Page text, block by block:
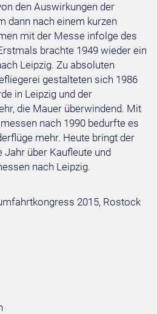
den Auswirkungen der
dann nach einem kurzen
mit der Messe infolge des
brachte 1949 wieder ein
Leipzig. Zu absoluten
gestalteten sich 1986
in Leipzig und der
die Mauer überwindend. Mit
nach 1990 bedurfte es
mehr. Heute bringt der
Jahr über Kaufleute und
nach Leipzig.
2015, Rostock